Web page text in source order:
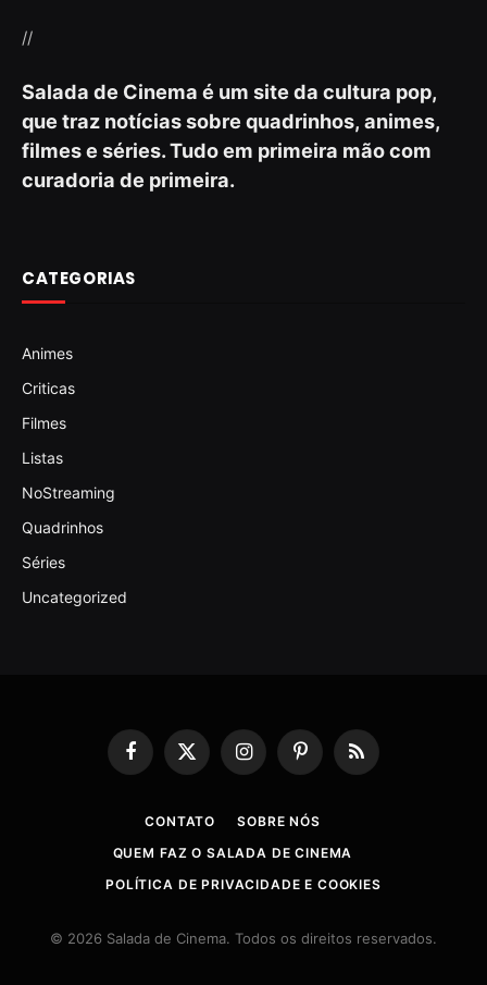
//
Salada de Cinema é um site da cultura pop,
que traz notícias sobre quadrinhos, animes,
filmes e séries. Tudo em primeira mão com
curadoria de primeira.
CATEGORIAS
Animes
Criticas
Filmes
Listas
NoStreaming
Quadrinhos
Séries
Uncategorized
Facebook
X
InstagramPinterestRSS
CONTATO
SOBRE NÓS
QUEM FAZ O SALADA DE CINEMA
POLÍTICA DE PRIVACIDADE E COOKIES
© 2026 Salada de Cinema. Todos os direitos reservados.